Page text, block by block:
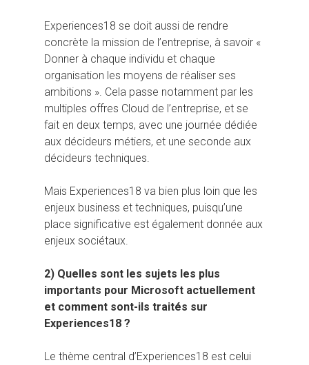
Experiences18 se doit aussi de rendre
concrète la mission de l’entreprise, à savoir «
Donner à chaque individu et chaque
organisation les moyens de réaliser ses
ambitions ». Cela passe notamment par les
multiples offres Cloud de l’entreprise, et se
fait en deux temps, avec une journée dédiée
aux décideurs métiers, et une seconde aux
décideurs techniques.
Mais Experiences18 va bien plus loin que les
enjeux business et techniques, puisqu’une
place significative est également donnée aux
enjeux sociétaux.
2) Quelles sont les sujets les plus
importants pour Microsoft actuellement
et comment sont-ils traités sur
Experiences18 ?
Le thème central d’Experiences18 est celui